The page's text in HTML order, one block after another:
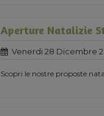
Aperture Natalizie
Venerdi 28 Dicembre
Scopri le nostre proposte